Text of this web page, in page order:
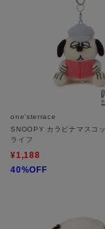
one'sterrace
SNOOPY カラビナマスコ
ライフ
¥1,188
40%OFF